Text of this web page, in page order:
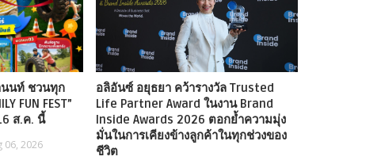
นนท์ ชวนทุก
FUN FEST”
ส.ค. นี้
06, 2026
อลิอันซ์ อยุธยา คว้ารางวัล Trusted
Life Partner Award ในงาน Brand
Inside Awards 2026 ตอกย้ำความมุ่ง
มั่นในการเคียงข้างลูกค้าในทุกช่วงของ
ชีวิต